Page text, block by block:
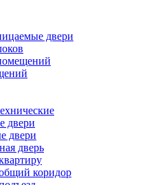
двери
двери
двери
дверь
коридор